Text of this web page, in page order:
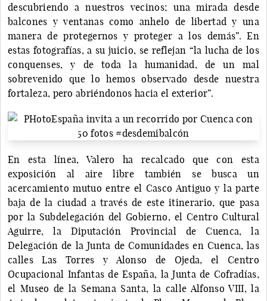
descubriendo a nuestros vecinos; una mirada desde
balcones y ventanas como anhelo de libertad y una
manera de protegernos y proteger a los demás”. En
estas fotografías, a su juicio, se reflejan “la lucha de los
conquenses, y de toda la humanidad, de un mal
sobrevenido que lo hemos observado desde nuestra
fortaleza, pero abriéndonos hacia el exterior”.
En esta línea, Valero ha recalcado que con esta
exposición al aire libre también se busca un
acercamiento mutuo entre el Casco Antiguo y la parte
baja de la ciudad a través de este itinerario, que pasa
por la Subdelegación del Gobierno, el Centro Cultural
Aguirre, la Diputación Provincial de Cuenca, la
Delegación de la Junta de Comunidades en Cuenca, las
calles Las Torres y Alonso de Ojeda, el Centro
Ocupacional Infantas de España, la Junta de Cofradías,
el Museo de la Semana Santa, la calle Alfonso VIII, la